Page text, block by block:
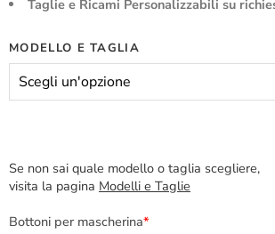
Taglie e Ricami Personalizzabili su
MODELLO E TAGLIA
Se non sai quale modello o taglia scegliere,
visita la pagina Modelli e Taglie
Bottoni per mascherina*